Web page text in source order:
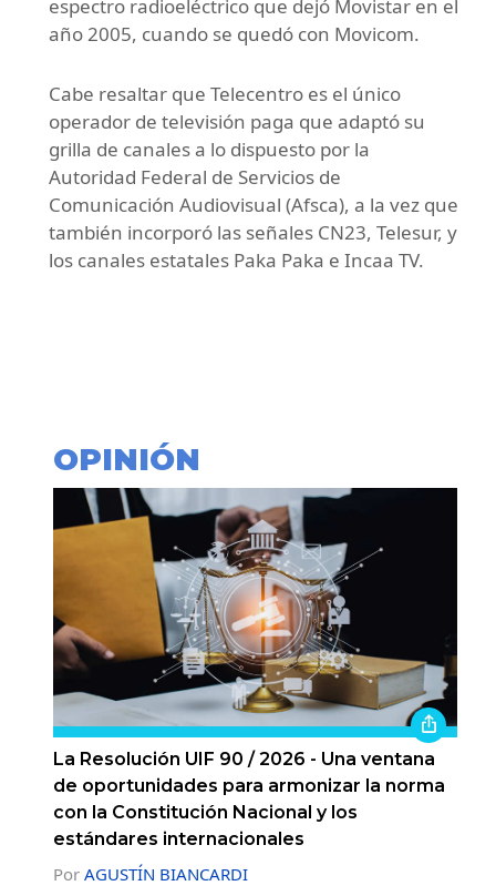
espectro radioeléctrico que dejó Movistar en el
año 2005, cuando se quedó con Movicom.
Cabe resaltar que Telecentro es el único
operador de televisión paga que adaptó su
grilla de canales a lo dispuesto por la
Autoridad Federal de Servicios de
Comunicación Audiovisual (Afsca), a la vez que
también incorporó las señales CN23, Telesur, y
los canales estatales Paka Paka e Incaa TV.
OPINIÓN
La Resolución UIF 90 / 2026 - Una ventana
de oportunidades para armonizar la norma
con la Constitución Nacional y los
estándares internacionales
Por AGUSTÍN BIANCARDI